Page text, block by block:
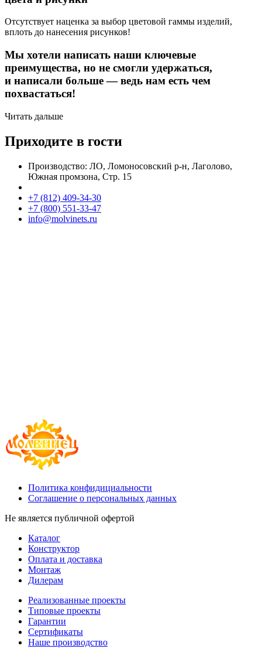
Отсутствует наценка за выбор цветовой гаммы изделий,
вплоть до нанесения рисунков!
Мы хотели написать наши ключевые
преимущества, но не смогли удержаться,
и написали больше — ведь нам есть чем
похвастаться!
Читать дальше
Приходите в гости
Производство: ЛО, Ломоносовский р-н, Лаголово,
Южная промзона, Стр. 15
+7 (812) 409-34-30
+7 (800) 551-33-47
info@molvinets.ru
Политика конфидициальности
Соглашение о персональных данных
Не является публичной офертой
Каталог
Конструктор
Оплата и доставка
Монтаж
Дилерам
Реализованные проекты
Типовые проекты
Гарантии
Сертификаты
Наше производство